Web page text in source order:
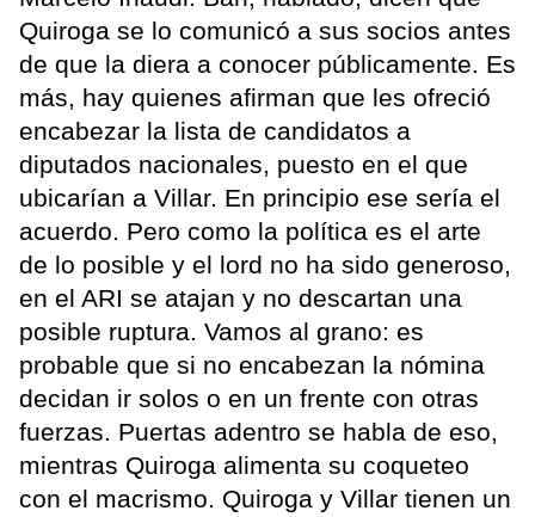
Quiroga se lo comunicó a sus socios antes
de que la diera a conocer públicamente. Es
más, hay quienes afirman que les ofreció
encabezar la lista de candidatos a
diputados nacionales, puesto en el que
ubicarían a Villar. En principio ese sería el
acuerdo. Pero como la política es el arte
de lo posible y el lord no ha sido generoso,
en el ARI se atajan y no descartan una
posible ruptura. Vamos al grano: es
probable que si no encabezan la nómina
decidan ir solos o en un frente con otras
fuerzas. Puertas adentro se habla de eso,
mientras Quiroga alimenta su coqueteo
con el macrismo. Quiroga y Villar tienen un